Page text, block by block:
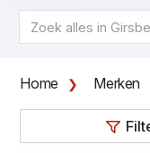
Home Merken